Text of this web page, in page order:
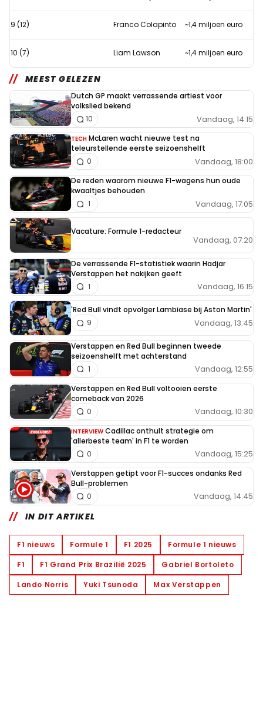
9 (12) Franco Colapinto ~1,4 miljoen euro
10 (7) Liam Lawson ~1,4 miljoen euro
MEEST GELEZEN
Dutch GP maakt verrassende artiest voor
volkslied bekend
Vandaag, 14:15
10
TECH McLaren wacht nieuwe test na
teleurstellende eerste seizoenshelft
Vandaag, 18:00
0
De reden waarom nieuwe F1-wagens hun oude
kwaaltjes behouden
Vandaag, 17:05
1
Vacature: Formule 1-redacteur
Vandaag, 07:20
De verrassende F1-statistiek waarin Hadjar
Verstappen het nakijken geeft
Vandaag, 16:15
1
'Red Bull vindt opvolger Lambiase bij Aston Martin'
Vandaag, 13:45
9
Verstappen en Red Bull beginnen tweede
seizoenshelft met achterstand
Vandaag, 12:55
1
Verstappen en Red Bull voltooien eerste
comeback van 2026
Vandaag, 10:30
0
INTERVIEW Cadillac onthult strategie om
'allerbeste team' in F1 te worden
Vandaag, 15:25
0
Verstappen getipt voor F1-succes ondanks Red
Bull-problemen
Vandaag, 14:45
0
IN DIT ARTIKEL
F1 nieuws Formule 1 F1 2025
Formule 1 nieuws
F1
F1 Grand Prix Brazilië 2025
Gabriel Bortoleto
Lando Norris
Yuki Tsunoda Max Verstappen